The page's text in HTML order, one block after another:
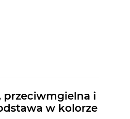
przeciwmgielna i
w kolorze